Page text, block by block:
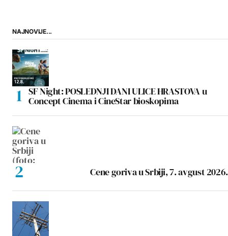
NAJNOVIJE...
SF Night: POSLEDNJI DANI ULICE HRASTOVA u
Concept Cinema i CineStar bioskopima
Cene goriva u Srbiji, 7. avgust 2026.